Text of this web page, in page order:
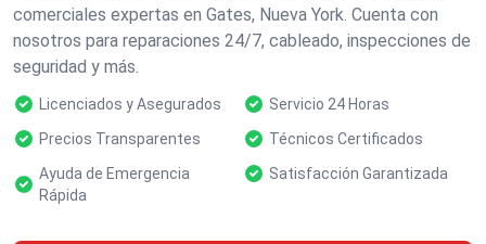
comerciales expertas en Gates, Nueva York. Cuenta con
nosotros para reparaciones 24/7, cableado, inspecciones de
seguridad y más.
Licenciados y Asegurados
Servicio 24 Horas
Precios Transparentes
Técnicos Certificados
Ayuda de Emergencia
Rápida
Satisfacción Garantizada